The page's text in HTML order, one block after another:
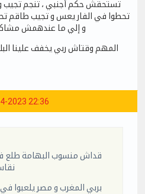
تستحقش حكم أجنبي ، تنجم تجيب
تحطوا في الفار يعس و تجيب طاقم
و إلي ما عندهمش
المهم وقتاش ربي يخفف علينا
2023 22:36
بربي المغرب و مصر يلعبوا